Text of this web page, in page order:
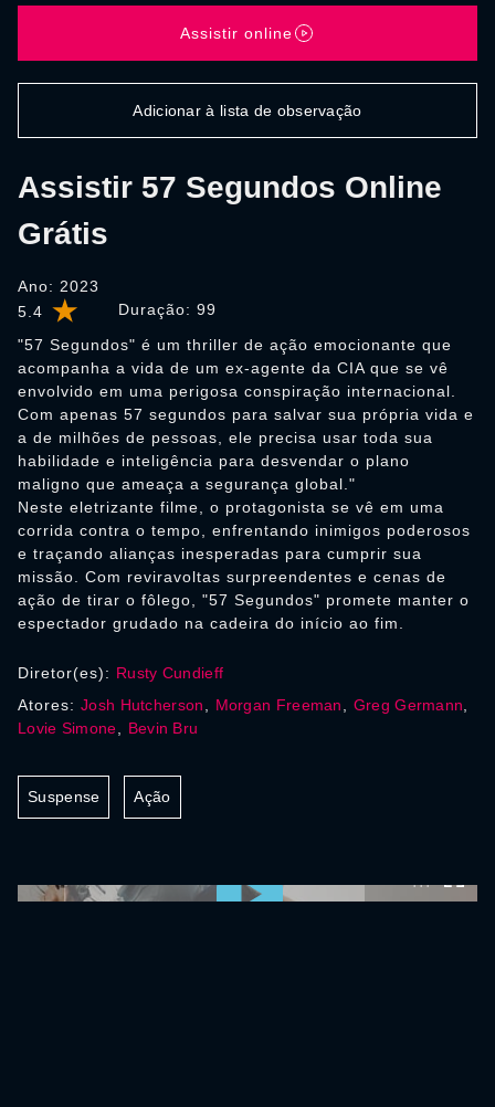
5.4 Duração: 99
Assistir 57 Segundos Online
Grátis
Ano: 2023
"57 Segundos" é um thriller de ação emocionante que
acompanha a vida de um ex-agente da CIA que se vê
envolvido em uma perigosa conspiração internacional.
Com apenas 57 segundos para salvar sua própria vida e
a de milhões de pessoas, ele precisa usar toda sua
habilidade e inteligência para desvendar o plano
maligno que ameaça a segurança global."
Neste eletrizante filme, o protagonista se vê em uma
corrida contra o tempo, enfrentando inimigos poderosos
e traçando alianças inesperadas para cumprir sua
missão. Com reviravoltas surpreendentes e cenas de
ação de tirar o fôlego, "57 Segundos" promete manter o
espectador grudado na cadeira do início ao fim.
Assistir online
Adicionar à lista de observação
Diretor(es): Rusty Cundieff
Atores: Josh Hutcherson Morgan Freeman Greg Germann
Lovie Simone
Bevin Bru
Suspense Ação